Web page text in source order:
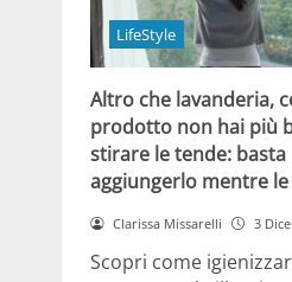
LifeStyle
Altro che lavanderia,
prodotto non hai più
stirare le tende: basta
aggiungerlo mentre le
Clarissa Missarelli 3
Scopri come